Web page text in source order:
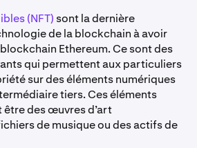
(NFT) sont la dernière
de la blockchain à avoir
Ethereum. Ce sont des
qui permettent aux particuliers
sur des éléments numériques
tiers. Ces éléments
être des œuvres d’art
de musique ou des actifs de